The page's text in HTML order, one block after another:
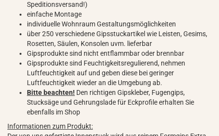
Speditionsversand!)
einfache Montage
individuelle Wohnraum Gestaltungsmöglichkeiten
über 250 verschiedene Gipsstuckartikel wie Leisten, Gesims,
Rosetten, Säulen, Konsolen uvm. lieferbar
Gipsprodukte sind nicht entflammbar oder brennbar
Gipsprodukte sind Feuchtigkeitsregulierend, nehmen
Luftfeuchtigkeit auf und geben diese bei geringer
Luftfeuchtigkeit wieder an die Umgebung ab.
Bitte beachten! Den richtigen Gipskleber, Fugengips,
Stucksäge und Gehrungslade für Eckprofile erhalten Sie
ebenfalls im Shop
Informationen zum Produkt: